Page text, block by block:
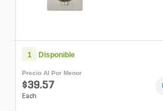
1 Disponible
Precio Al Por Menor
$39.57
Each